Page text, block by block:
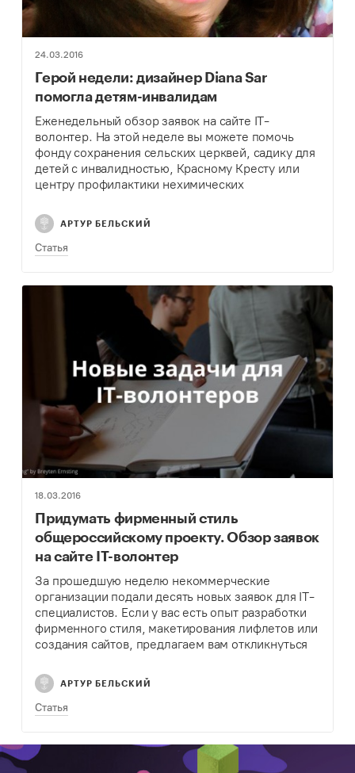
24.03.2016
Герой недели: дизайнер Diana Sar
помогла детям-инвалидам
Еженедельный обзор заявок на сайте IT-
волонтер. На этой неделе вы можете помочь
фонду сохранения сельских церквей, садику для
детей с инвалидностью, Красному Кресту или
центру профилактики нехимических
АРТУР БЕЛЬСКИЙ
Статья
18.03.2016
Придумать фирменный стиль
общероссийскому проекту. Обзор заявок
на сайте IT-волонтер
За прошедшую неделю некоммерческие
организации подали десять новых заявок для IT-
специалистов. Если у вас есть опыт разработки
фирменного стиля, макетирования лифлетов или
создания сайтов, предлагаем вам откликнуться
сайте IT-волонтер.
АРТУР БЕЛЬСКИЙ
Статья